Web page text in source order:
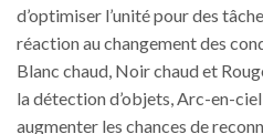
d’optimiser l’unité pour des
réaction au changement des
Blanc chaud, Noir chaud et
la détection d’objets, Arc-en-
augmenter les chances de